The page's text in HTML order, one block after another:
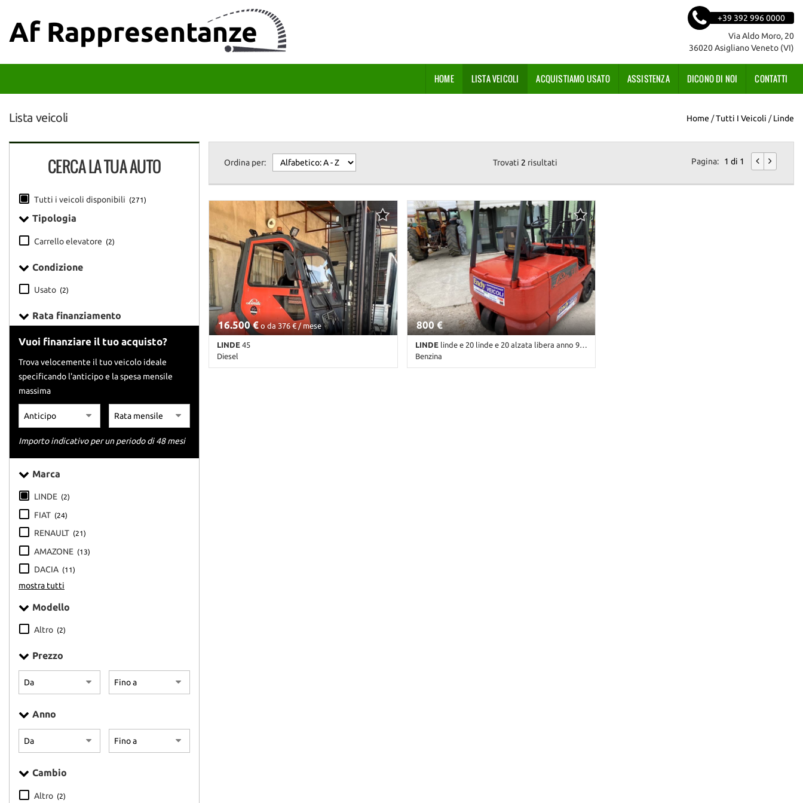
ASSISTENZA
DICONO DI NOI
CONTATTI
Af Rappresentanze
+39 392 996 0000
Via Aldo Moro, 20
36020 Asigliano Veneto (VI)
HOME LISTA VEICOLI ACQUISTIAMO USATO ASSISTENZA DICONO DI NOI CONTATTI
Lista veicoli Home /Tutti I Veicoli /Linde
CERCA LA TUA AUTO
Tutti i veicoli disponibili (271)
Tipologia
Carrello elevatore (2)
Condizione
Usato (2)
Rata finanziamento
Vuoi finanziare il tuo acquisto?
Trova velocemente il tuo veicolo ideale
specificando l'anticipo e la spesa mensile
massima
Importo indicativo per un periodo di 48 mesi
Marca
LINDE (2)
FIAT (24)
RENAULT (21)
AMAZONE (13)
DACIA (11)
mostra tutti
Modello
Altro (2)
Prezzo
Anno
Cambio
Altro (2)
Ordina per: Trovati 2 risultati Pagina: 1 di 1
16.500 €o da 376 € / mese
LINDE 45
Diesel
800 €
LINDElinde e 20 linde e 20 alzata libera anno 99 3 ru
Benzina
Le
tue
preferenze
Il
pannello
consente
esprimere
preferenze
consenso
alle
tecnologie
tracciamento
che
adottiamo
offrire
funzionalità
svolgere
le
attività
di
seguito
descritte.
Per
informazioni
e
sul
di
questi
strumenti
di
tracciamento
rimanda
cookie
Puoi
tue